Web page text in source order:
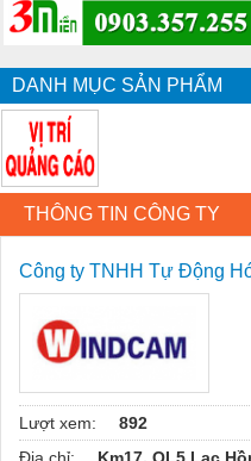
DANH MỤC SẢN PHẨM
THÔNG TIN CÔNG TY
Công ty TNHH Tự Động
Lượt xem:
892